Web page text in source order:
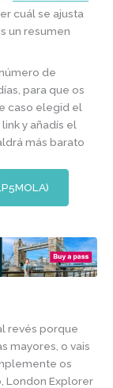
cuál se ajusta
un resumen
de
para que os
caso elegid el
y añadís el
más barato
revés porque
mayores, o vais
os
London Explorer